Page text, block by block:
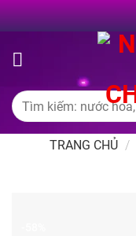
Chuyển
đến
dung
Tìm
kiếm:
TRANG CHỦ /